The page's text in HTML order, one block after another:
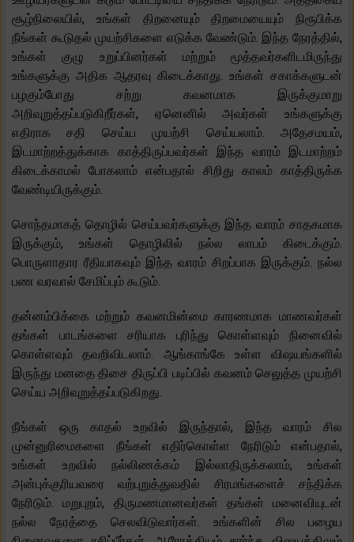
சூழ்நிலையில், உங்கள் திறனையும் திறமையையும் நிரூபிக்க
நீங்கள் கூடுதல் முயற்சிகளை எடுக்க வேண்டும். இந்த நேரத்தில்,
உங்கள் குழு உறுப்பினர்கள் மற்றும் மூத்தவர்களிடமிருந்து
உங்களுக்கு அதிக ஆதரவு கிடைக்காது. உங்கள் சகாக்களுடன்
பழகும்போது சற்று கவனமாக இருக்குமாறு
அறிவுறுத்தப்படுகிறீர்கள், ஏனெனில் அவர்கள் உங்களுக்கு
எதிராக சதி செய்ய முயற்சி செய்யலாம். அதேசமயம்,
இடமாற்றத்துக்காக காத்திருப்பவர்கள் இந்த வாரம் இடமாற்றம்
கிடைக்காமல் போகலாம் என்பதால் சிறிது காலம் காத்திருக்க
வேண்டியிருக்கும்.
சொந்தமாகத் தொழில் செய்பவர்களுக்கு இந்த வாரம் சாதகமாக
இருக்கும், உங்கள் தொழிலில் நல்ல லாபம் கிடைக்கும்.
பொருளாதார ரீதியாகவும் இந்த வாரம் சிறப்பாக இருக்கும். நல்ல
பண வரவால் சேமிப்பும் கூடும்.
தன்னம்பிக்கை மற்றும் கவனமின்மை காரணமாக மாணவர்கள்
தங்கள் பாடங்களை சரியாக புரிந்து கொள்ளவும் நினைவில்
கொள்ளவும் தவறிவிடலாம். ஆங்காங்கே உள்ள விஷயங்களில்
இருந்து மனதை திசை திருப்பி படிப்பில் கவனம் செலுத்த முயற்சி
செய்ய அறிவுறுத்தப்படுகிறது.
நீங்கள் ஒரு காதல் உறவில் இருந்தால், இந்த வாரம் சில
முன்னுரிமைகளை நீங்கள் எதிர்கொள்ள நேரிடும் என்பதால்,
உங்கள் உறவில் நல்லிணக்கம் இல்லாதிருக்கலாம், உங்கள்
அன்புக்குரியவரை வற்புறுத்துவதில் சிரமங்களைச் சந்திக்க
நேரிடும். மறுபுறம், திருமணமானவர்கள் தங்கள் மனைவியுடன்
நல்ல நேரத்தை செலவிடுவார்கள். உங்களின் சில பழைய